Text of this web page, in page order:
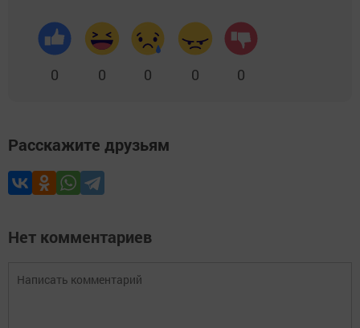
0 0 0 0 0
Расскажите друзьям
Нет комментариев